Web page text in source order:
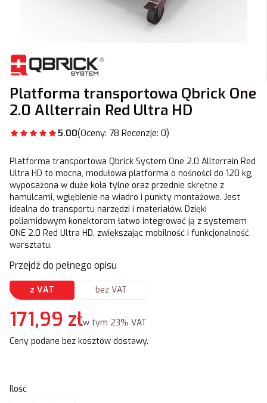
Platforma transportowa Qbrick One
2.0 Allterrain Red Ultra HD
5.00(Oceny: 78 Recenzje: 0)
Platforma transportowa Qbrick System One 2.0 Allterrain Red
Ultra HD to mocna, modułowa platforma o nośności do 120 kg,
wyposażona w duże koła tylne oraz przednie skrętne z
hamulcami, wgłębienie na wiadro i punkty montażowe. Jest
idealna do transportu narzędzi i materiałów. Dzięki
poliamidowym konektorom łatwo integrować ją z systemem
ONE 2.0 Red Ultra HD, zwiększając mobilność i funkcjonalność
warsztatu.
Przejdź do pełnego opisu
z VAT bez VAT
Cena
171,99 złw tym 23% VAT
w tym 23% VAT
Ceny podane bez kosztów dostawy.
Ilość